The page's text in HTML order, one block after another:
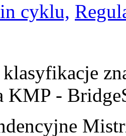
cyklu,
KMP -